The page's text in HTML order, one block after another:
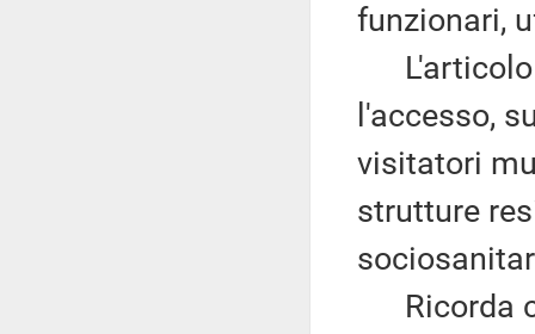
funzionari,
L'articolo
l'accesso,
visitatori
strutture
Ricorda